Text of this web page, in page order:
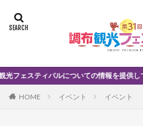
ティバルについての情報を提供しておりま
HOME イベント イベント